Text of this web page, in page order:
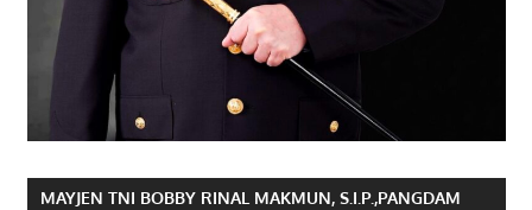
MAYJEN TNI BOBBY RINAL MAKMUN, S.I.P.,PANGDAM